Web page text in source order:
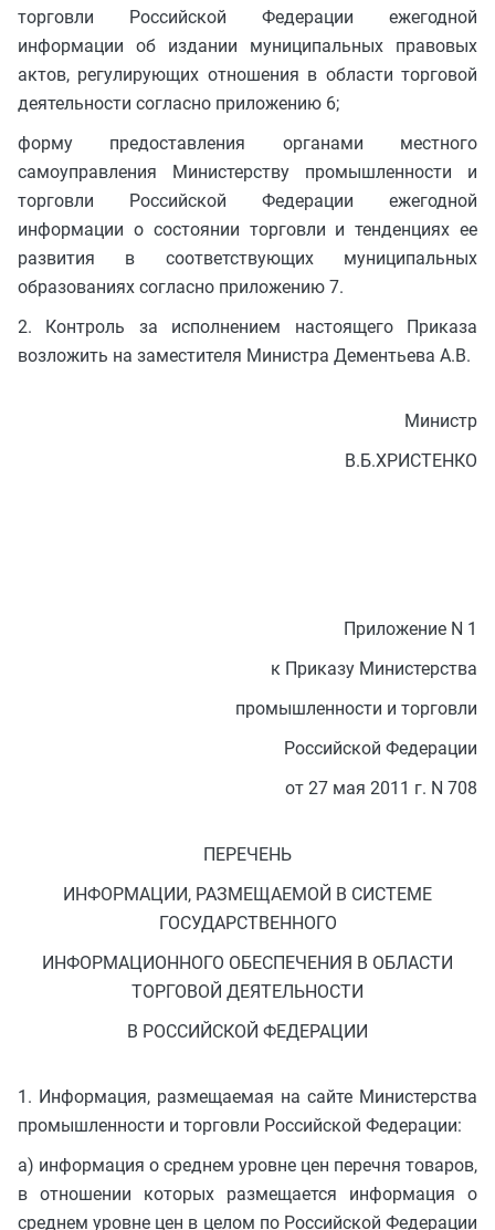
торговли Российской Федерации ежегодной
информации об издании муниципальных правовых
актов, регулирующих отношения в области торговой
деятельности согласно приложению 6;
форму предоставления органами местного
самоуправления Министерству промышленности и
торговли Российской Федерации ежегодной
информации о состоянии торговли и тенденциях ее
развития в соответствующих муниципальных
образованиях согласно приложению 7.
2. Контроль за исполнением настоящего Приказа
возложить на заместителя Министра Дементьева А.В.
Министр
В.Б.ХРИСТЕНКО
Приложение N 1
к Приказу Министерства
промышленности и торговли
Российской Федерации
от 27 мая 2011 г. N 708
ПЕРЕЧЕНЬ
ИНФОРМАЦИИ, РАЗМЕЩАЕМОЙ В СИСТЕМЕ
ГОСУДАРСТВЕННОГО
ИНФОРМАЦИОННОГО ОБЕСПЕЧЕНИЯ В ОБЛАСТИ
ТОРГОВОЙ ДЕЯТЕЛЬНОСТИ
В РОССИЙСКОЙ ФЕДЕРАЦИИ
1. Информация, размещаемая на сайте Министерства
промышленности и торговли Российской Федерации:
а) информация о среднем уровне цен перечня товаров,
в отношении которых размещается информация о
среднем уровне цен в целом по Российской Федерации